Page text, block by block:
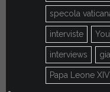
specola
interviste
interviews
Papa Leone XIV